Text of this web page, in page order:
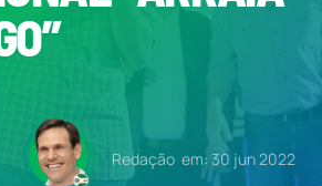
Redação em: 30 jun 2022